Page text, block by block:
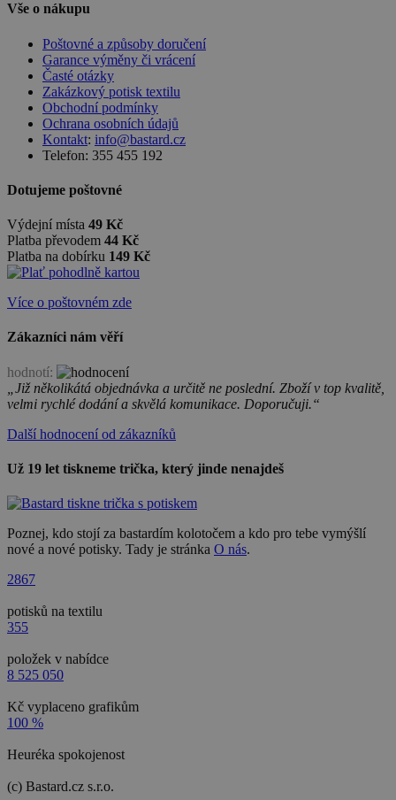
Vše o nákupu
Poštovné a způsoby doručení
Garance výměny či vrácení
Časté otázky
Zakázkový potisk textilu
Obchodní podmínky
Ochrana osobních údajů
Kontakt: info@bastard.cz
Telefon: 355 455 192
Dotujeme poštovné
Výdejní místa 49 Kč
Platba převodem 44 Kč
Platba na dobírku 149 Kč
Více o poštovném zde
Zákazníci nám věří
hodnotí:
„Již několikátá objednávka a určitě ne poslední. Zboží v top kvalitě,
velmi rychlé dodání a skvělá komunikace. Doporučuji.“
Další hodnocení od zákazníků
Už 19 let tiskneme trička, který jinde nenajdeš
Poznej, kdo stojí za bastardím kolotočem a kdo pro tebe vymýšlí
nové a nové potisky. Tady je stránka O nás.
2867
potisků na textilu
355
položek v nabídce
8 525 050
Kč vyplaceno grafikům
100 %
Heuréka spokojenost
(c) Bastard.cz s.r.o.